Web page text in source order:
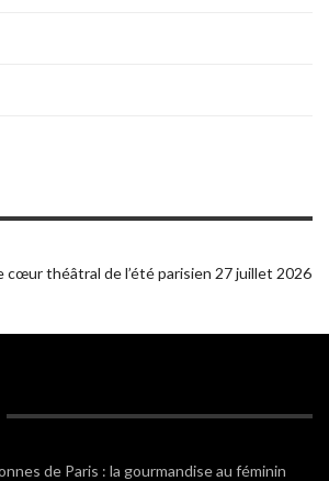
cœur théâtral de l’été parisien 27 juillet 2026
de Paris : la gourmandise au féminin